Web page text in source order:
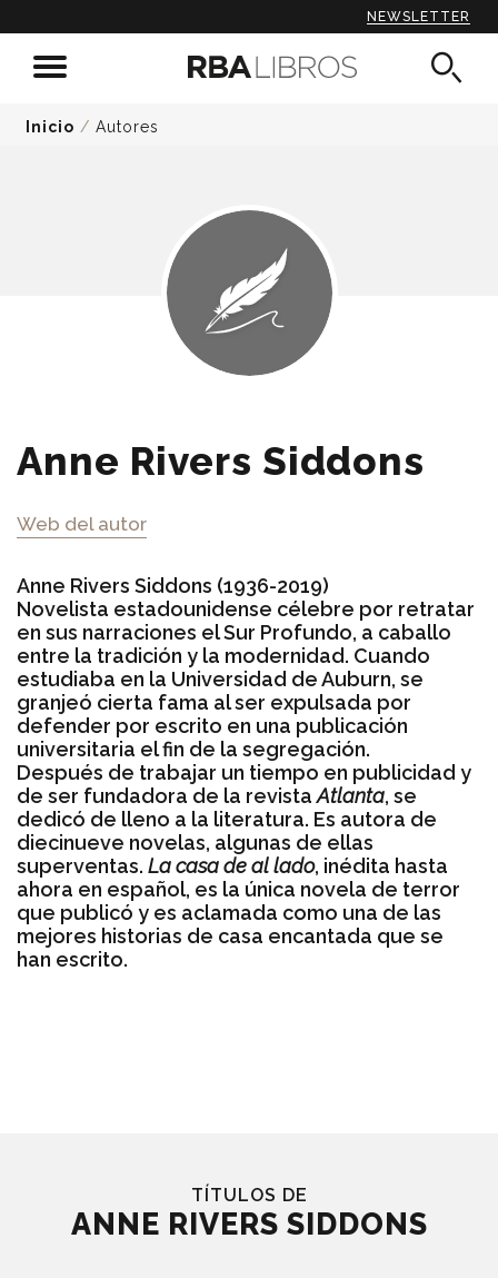
NEWSLETTER
Inicio / Autores
Anne Rivers Siddons
Web del autor
Anne Rivers Siddons (1936-2019)
Novelista estadounidense célebre por retratar
en sus narraciones el Sur Profundo, a caballo
entre la tradición y la modernidad. Cuando
estudiaba en la Universidad de Auburn, se
granjeó cierta fama al ser expulsada por
defender por escrito en una publicación
universitaria el fin de la segregación.
Después de trabajar un tiempo en publicidad y
de ser fundadora de la revistaAtlanta, se
dedicó de lleno a la literatura. Es autora de
diecinueve novelas, algunas de ellas
superventas. La casa de al lado, inédita hasta
ahora en español, es la única novela de terror
que publicó y es aclamada como una de las
mejores historias de casa encantada que se
han escrito.
TÍTULOS DE
ANNE RIVERS SIDDONS